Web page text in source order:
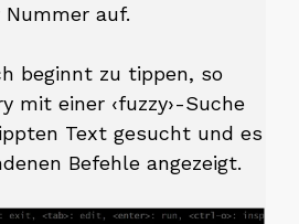
auf.
beginnt zu tippen, so
mit einer ‹fuzzy›-Suche
Text gesucht und es
Befehle angezeigt.